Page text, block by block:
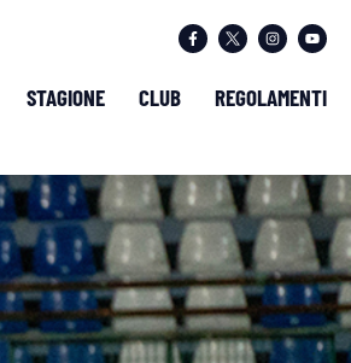
STAGIONE CLUB REGOLAMENTI